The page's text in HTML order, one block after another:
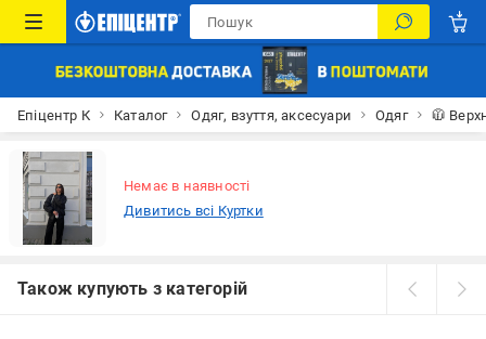
Епіцентр К Каталог Одяг, взуття, аксесуари Одяг 🧥
Немає в наявності
Дивитись всі Куртки
Також купують з категорій